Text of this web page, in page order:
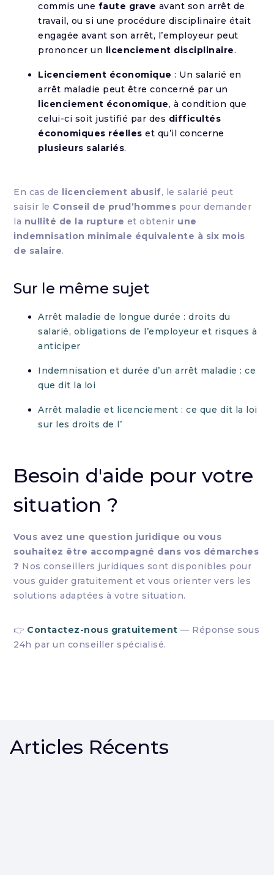
commis une faute grave avant son arrêt de
travail, ou si une procédure disciplinaire était
engagée avant son arrêt, l’employeur peut
prononcer un licenciement disciplinaire.
Licenciement économique : Un salarié en
arrêt maladie peut être concerné par un
licenciement économique, à condition que
celui-ci soit justifié par des difficultés
économiques réelles et qu’il concerne
plusieurs salariés.
En cas de licenciement abusif, le salarié peut
saisir le Conseil de prud’hommes pour demander
la nullité de la rupture et obtenir une
indemnisation minimale équivalente à six mois
de salaire.
Sur le même sujet
Arrêt maladie de longue durée : droits du
salarié, obligations de l’employeur et risques à
anticiper
Indemnisation et durée d’un arrêt maladie : ce
que dit la loi
Arrêt maladie et licenciement : ce que dit la loi
sur les droits de l’
Besoin d'aide pour votre
situation ?
Vous avez une question juridique ou vous
souhaitez être accompagné dans vos démarches
? Nos conseillers juridiques sont disponibles pour
vous guider gratuitement et vous orienter vers les
solutions adaptées à votre situation.
👉 Contactez-nous gratuitement — Réponse sous
24h par un conseiller spécialisé.
Articles Récents